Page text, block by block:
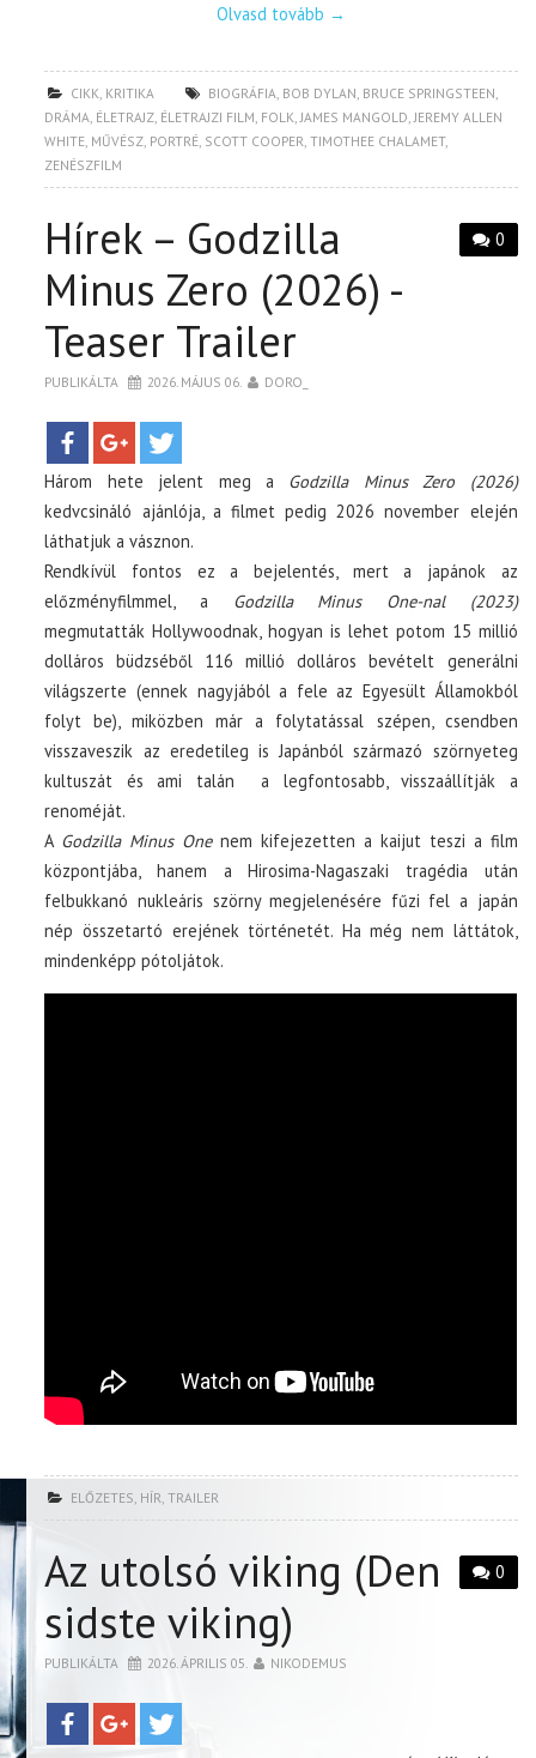
Olvasd tovább →
CIKK KRITIKA BIOGRÁFIA BOB DYLAN BRUCE SPRINGSTEEN
DRÁMA ÉLETRAJZ ÉLETRAJZI FILM FOLK JAMES MANGOLD JEREMY ALLEN
WHITE MŰVÉSZ PORTRÉ SCOTT COOPER ,TIMOTHEE CHALAMET,
ZENÉSZFILM
0
Hírek – Godzilla
Minus Zero (2026) -
Teaser Trailer
PUBLIKÁLTA 2026. MÁJUS 06. DORO_
Három hete jelent meg a Godzilla Minus Zero (2026)
kedvcsináló ajánlója, a filmet pedig 2026 november elején
láthatjuk a vásznon.
Rendkívül fontos ez a bejelentés, mert a japánok az
előzményfilmmel, a Godzilla Minus One-nal (2023)
megmutatták Hollywoodnak, hogyan is lehet potom 15 millió
dolláros büdzséből 116 millió dolláros bevételt generálni
világszerte (ennek nagyjából a fele az Egyesült Államokból
folyt be), miközben már a folytatással szépen, csendben
visszaveszik az eredetileg is Japánból származó szörnyeteg
kultuszát és ami talán a legfontosabb, visszaállítják a
renoméját.
A Godzilla Minus Onenem kifejezetten a kaijut teszi a film
központjába, hanem a Hirosima-Nagaszaki tragédia után
felbukkanó nukleáris szörny megjelenésére fűzi fel a japán
nép összetartó erejének történetét. Ha még nem láttátok,
mindenképp pótoljátok.
ELŐZETES HÍR ,TRAILER
0
Az utolsó viking (Den
sidste viking)
PUBLIKÁLTA 2026. ÁPRILIS 05. NIKODEMUS